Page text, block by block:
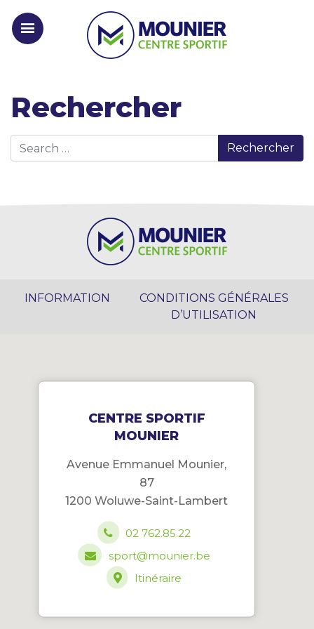
Rechercher
Rechercher
INFORMATION
CONDITIONS GÉNÉRALES
D’UTILISATION
CENTRE SPORTIF
MOUNIER
Avenue Emmanuel Mounier,
87
1200 Woluwe-Saint-Lambert
02 762.85.22
sport@mounier.be
Itinéraire